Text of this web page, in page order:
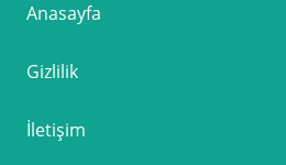
Anasayfa
Gizlilik
İletişim